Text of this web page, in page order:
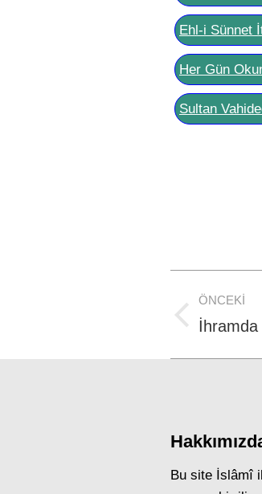
Ehl-i Sünnet
Her Gün
Sultan
Post
ÖNCEKI
Previous
İhramda
Bu site İslâmî